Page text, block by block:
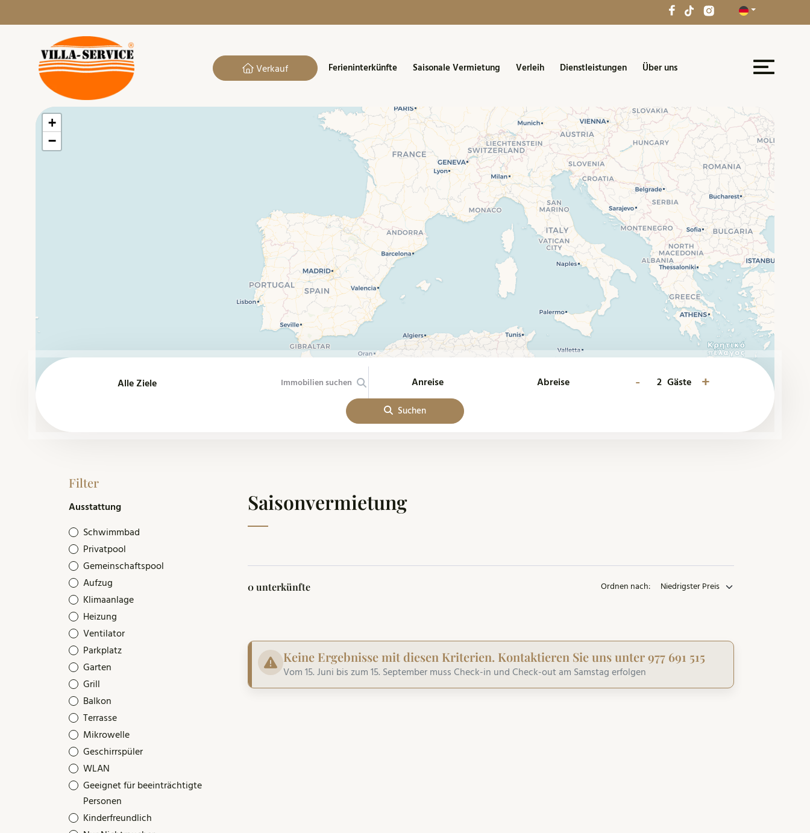
Verkauf Ferieninterkünfte Saisonale Vermietung Verleih Dienstleistungen Über uns
+
−
Anreise Abreise - Gäste +
Suchen
Filter
Ausstattung
Schwimmbad
Privatpool
Gemeinschaftspool
Aufzug
Klimaanlage
Heizung
Ventilator
Parkplatz
Garten
Grill
Balkon
Terrasse
Mikrowelle
Geschirrspüler
WLAN
Geeignet für beeinträchtigte
Personen
Kinderfreundlich
Saisonvermietung
0 unterkünfte Ordnen nach:
Keine Ergebnisse mit diesen Kriterien. Kontaktieren Sie uns unter 977 691 515
Vom 15. Juni bis zum 15. September muss Check-in und Check-out am Samstag erfolgen